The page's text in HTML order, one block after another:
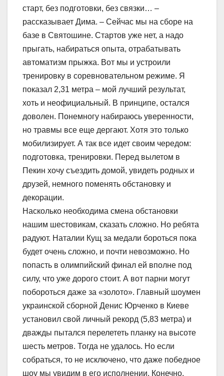
старт, без подготовки, без связки… –
рассказывает Дима. – Сейчас мы на сборе на
базе в Святошине. Стартов уже нет, а надо
прыгать, набираться опыта, отрабатывать
автоматизм прыжка. Вот мы и устроили
тренировку в соревновательном режиме. Я
показал 2,31 метра – мой лучший результат,
хоть и неофициальный. В принципе, остался
доволен. Понемногу набираюсь уверенности,
но травмы все еще дергают. Хотя это только
мобилизирует. А так все идет своим чередом:
подготовка, тренировки. Перед вылетом в
Пекин хочу съездить домой, увидеть родных и
друзей, немного поменять обстановку и
декорации.
Насколько необходима смена обстановки
нашим шестовикам, сказать сложно. Но ребята
радуют. Наталии Кущ за медали бороться пока
будет очень сложно, и почти невозможно. Но
попасть в олимпийский финал ей вполне под
силу, что уже дорого стоит. А вот парни могут
побороться даже за «золото». Главный шоумен
украинской сборной Денис Юрченко в Киеве
установил свой личный рекорд (5,83 метра) и
дважды пытался перелететь планку на высоте
шесть метров. Тогда не удалось. Но если
собраться, то не исключено, что даже победное
шоу мы увидим в его исполнении. Конечно,